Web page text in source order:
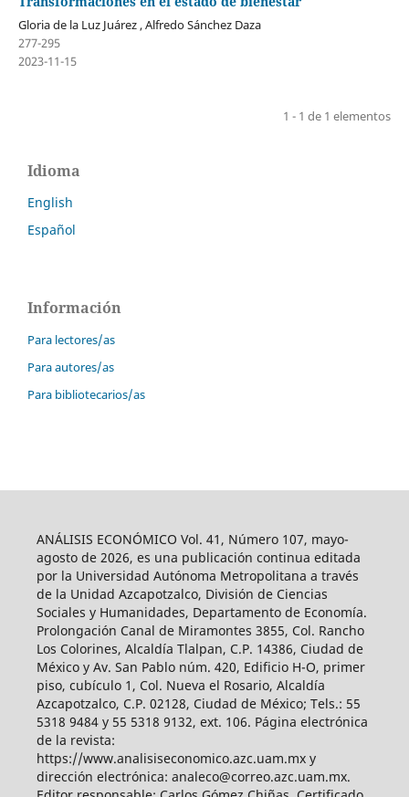
Gloria de la Luz Juárez , Alfredo Sánchez Daza
277-295
2023-11-15
1 - 1 de 1 elementos
Idioma
English
Español
Información
Para lectores/as
Para autores/as
Para bibliotecarios/as
ANÁLISIS ECONÓMICO Vol. 41, Número 107, mayo-
agosto de 2026, es una publicación continua editada
por la Universidad Autónoma Metropolitana a través
de la Unidad Azcapotzalco, División de Ciencias
Sociales y Humanidades, Departamento de Economía.
Prolongación Canal de Miramontes 3855, Col. Rancho
Los Colorines, Alcaldía Tlalpan, C.P. 14386, Ciudad de
México y Av. San Pablo núm. 420, Edificio H-O, primer
piso, cubículo 1, Col. Nueva el Rosario, Alcaldía
Azcapotzalco, C.P. 02128, Ciudad de México; Tels.: 55
5318 9484 y 55 5318 9132, ext. 106. Página electrónica
de la revista:
https://www.analisiseconomico.azc.uam.mx y
dirección electrónica: analeco@correo.azc.uam.mx.